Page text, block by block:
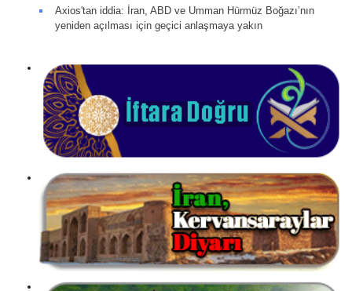
Axios'tan iddia: İran, ABD ve Umman Hürmüz Boğazı’nın
yeniden açılması için geçici anlaşmaya yakın